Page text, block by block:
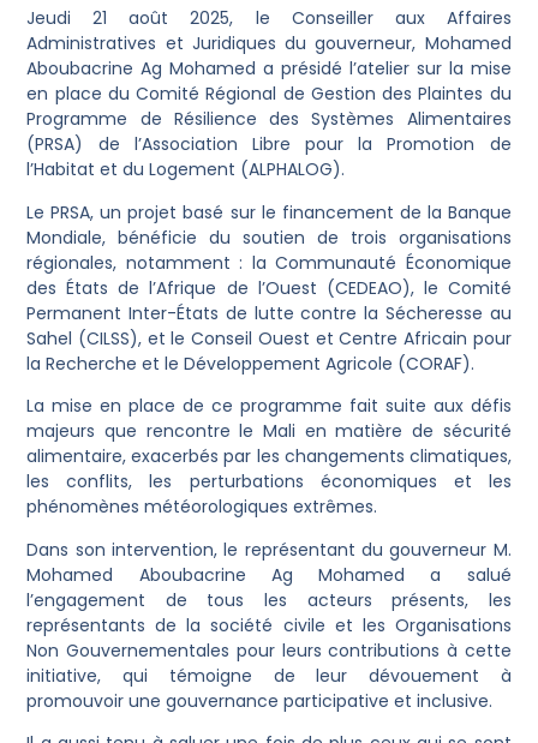
Jeudi 21 août 2025, le Conseiller aux Affaires
Administratives et Juridiques du gouverneur, Mohamed
Aboubacrine Ag Mohamed a présidé l’atelier sur la mise
en place du Comité Régional de Gestion des Plaintes du
Programme de Résilience des Systèmes Alimentaires
(PRSA) de l’Association Libre pour la Promotion de
l’Habitat et du Logement (ALPHALOG).
Le PRSA, un projet basé sur le financement de la Banque
Mondiale, bénéficie du soutien de trois organisations
régionales, notamment : la Communauté Économique
des États de l’Afrique de l’Ouest (CEDEAO), le Comité
Permanent Inter-États de lutte contre la Sécheresse au
Sahel (CILSS), et le Conseil Ouest et Centre Africain pour
la Recherche et le Développement Agricole (CORAF).
La mise en place de ce programme fait suite aux défis
majeurs que rencontre le Mali en matière de sécurité
alimentaire, exacerbés par les changements climatiques,
les conflits, les perturbations économiques et les
phénomènes météorologiques extrêmes.
Dans son intervention, le représentant du gouverneur M.
Mohamed Aboubacrine Ag Mohamed a salué
l’engagement de tous les acteurs présents, les
représentants de la société civile et les Organisations
Non Gouvernementales pour leurs contributions à cette
initiative, qui témoigne de leur dévouement à
promouvoir une gouvernance participative et inclusive.